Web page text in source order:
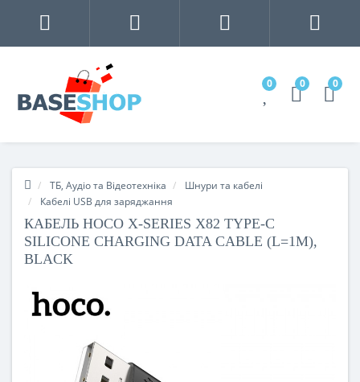
0 0 0
ТБ, Аудіо та Відеотехніка
Шнури та кабелі
Кабелі USB для заряджання
КАБЕЛЬ HOCO X-SERIES X82 TYPE-C
SILICONE CHARGING DATA CABLE (L=1M),
BLACK